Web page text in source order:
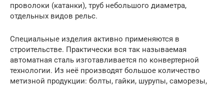
проволоки (катанки), труб небольшого диаметра,
отдельных видов рельс.
Специальные изделия активно применяются в
строительстве. Практически вся так называемая
автоматная сталь изготавливается по конвертерной
технологии. Из неё производят большое количество
метизной продукции: болты, гайки, шурупы, саморезы,